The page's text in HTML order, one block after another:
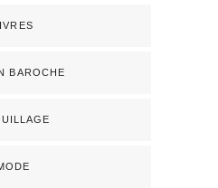
BAROCHE